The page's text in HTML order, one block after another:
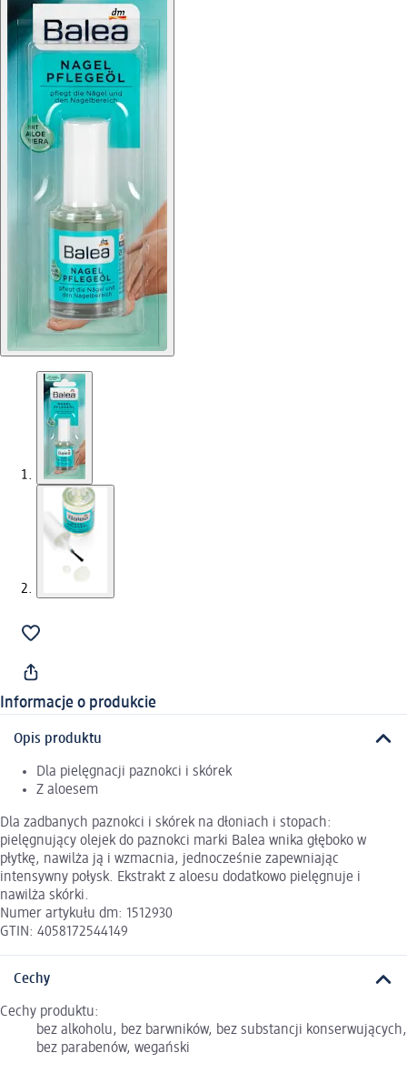
Informacje o produkcie
Opis produktu
Dla pielęgnacji paznokci i skórek
Z aloesem
Dla zadbanych paznokci i skórek na dłoniach i stopach:
pielęgnujący olejek do paznokci marki Balea wnika głęboko w
płytkę, nawilża ją i wzmacnia, jednocześnie zapewniając
intensywny połysk. Ekstrakt z aloesu dodatkowo pielęgnuje i
nawilża skórki.
Numer artykułu dm: 1512930
GTIN: 4058172544149
Cechy
Cechy produktu:
bez alkoholu, bez barwników, bez substancji konserwujących,
bez parabenów, wegański